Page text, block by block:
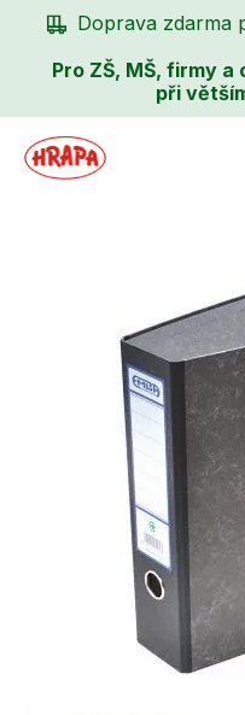
Doprava zdarma
Pro ZŠ, MŠ, firmy
při